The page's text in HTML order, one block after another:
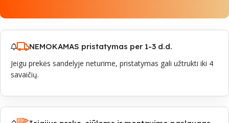
NEMOKAMAS pristatymas per 1-3 d.d.
Jeigu prekės sandelyje neturime, pristatymas gali užtrukti iki 4
savaičių.